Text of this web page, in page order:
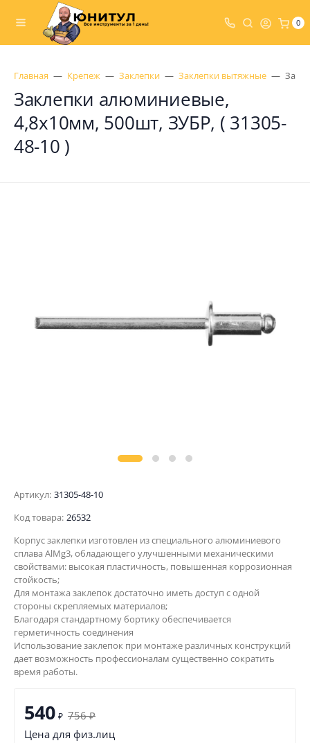
0
Главная Крепеж Заклепки Заклепки вытяжные
Заклепки алюминиевые,
4,8x10мм, 500шт, ЗУБР, ( 31305-
48-10 )
Артикул: 31305-48-10
Код товара: 26532
Корпус заклепки изготовлен из специального алюминиевого
сплава AlMg3, обладающего улучшенными механическими
свойствами: высокая пластичность, повышенная коррозионная
стойкость;
Для монтажа заклепок достаточно иметь доступ с одной
стороны скрепляемых материалов;
Благодаря стандартному бортику обеспечивается
герметичность соединения
Использование заклепок при монтаже различных конструкций
дает возможность профессионалам существенно сократить
время работы.
540 ₽ 756 ₽
Цена для физ.лиц